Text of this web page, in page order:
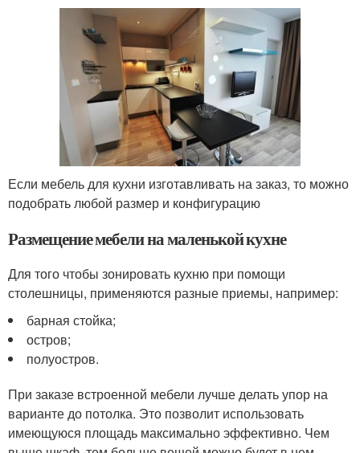
Если мебель для кухни изготавливать на заказ, то можно
подобрать любой размер и конфигурацию
Размещение мебели на маленькой кухне
Для того чтобы зонировать кухню при помощи
столешницы, применяются разные приемы, например:
барная стойка;
остров;
полуостров.
При заказе встроенной мебели лучше делать упор на
варианте до потолка. Это позволит использовать
имеющуюся площадь максимально эффективно. Чем